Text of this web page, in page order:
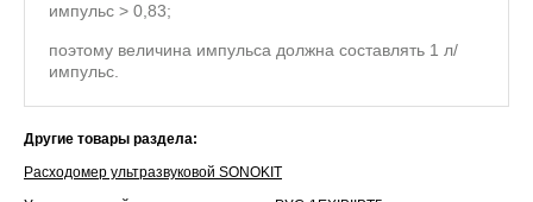
импульс > 0,83;
поэтому величина импульса должна составлять 1 л/
импульс.
Другие товары раздела:
Расходомер ультразвуковой SONOKIT